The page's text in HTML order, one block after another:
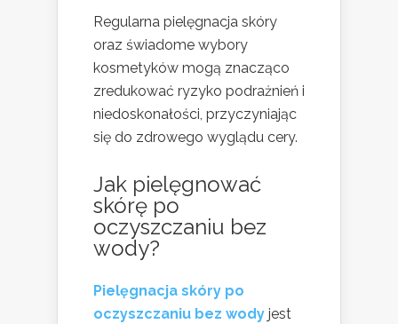
Regularna pielęgnacja skóry
oraz świadome wybory
kosmetyków mogą znacząco
zredukować ryzyko podrażnień i
niedoskonałości, przyczyniając
się do zdrowego wyglądu cery.
Jak pielęgnować
skórę po
oczyszczaniu bez
wody?
Pielęgnacja skóry po
oczyszczaniu bez wody jest